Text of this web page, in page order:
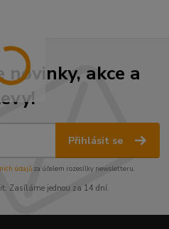
akce a
Přihlásit se
údajůza účelem rozesílky newsletteru.
Zasíláme jednou za 14 dní.